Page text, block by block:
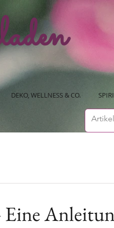
DEKO, WELLNESS & CO.
Eine